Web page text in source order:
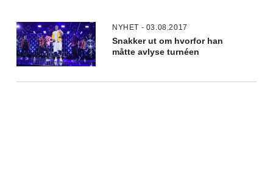
NYHET - 03.08.2017
Snakker ut om hvorfor han
måtte avlyse turnéen